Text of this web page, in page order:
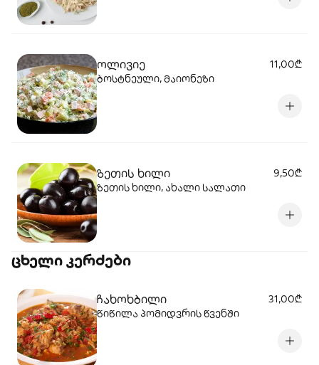
ოლივიე
11,00₾
ბოსტნეული, მაიონეზი
ზეთის ხილი
9,50₾
ზეთის ხილი, ახალი სალათი
ცხელი კერძები
ჩახოხბილი
31,00₾
წიწილა პომიდვრის წვენში